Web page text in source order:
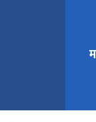
मुख्य